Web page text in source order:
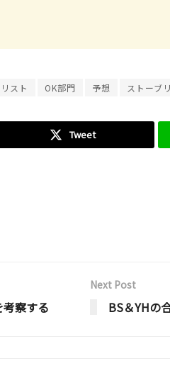
スト OK部門 予想 ストーブ
Tweet
察する
Next Post
BS＆YHの